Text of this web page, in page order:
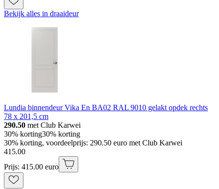
Bekijk alles in draaideur
Lundia binnendeur Vika En BA02 RAL 9010 gelakt opdek rechts
78 x 201,5 cm
290.50 met Club Karwei
30% korting30% korting
30% korting, voordeelprijs: 290.50 euro met Club Karwei
415.00
Prijs: 415.00 euro